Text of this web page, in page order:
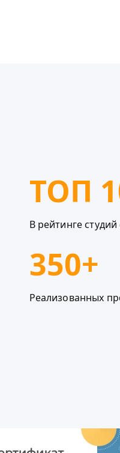
ТОП
В рейтинге
350+
Реализованных